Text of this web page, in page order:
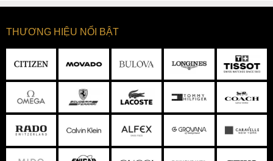
THƯƠNG HIỆU NỔI BẬT